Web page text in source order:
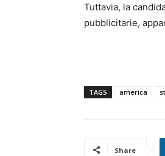
Tuttavia, la
pubblicitarie,
TAGS america
Share